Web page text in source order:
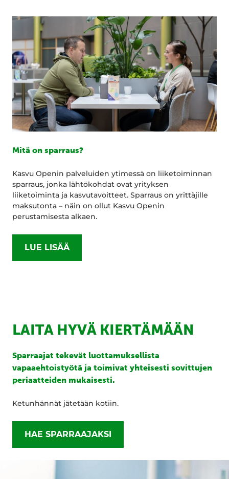
Mitä on sparraus?
Kasvu Openin palveluiden ytimessä on liiketoiminnan
sparraus, jonka lähtökohdat ovat yrityksen
liiketoiminta ja kasvutavoitteet. Sparraus on yrittäjille
maksutonta – näin on ollut Kasvu Openin
perustamisesta alkaen.
LUE LISÄÄ
LAITA HYVÄ KIERTÄMÄÄN
Sparraajat tekevät luottamuksellista
vapaaehtoistyötä ja toimivat yhteisesti sovittujen
periaatteiden mukaisesti.
Ketunhännät jätetään kotiin.
HAE SPARRAAJAKSI